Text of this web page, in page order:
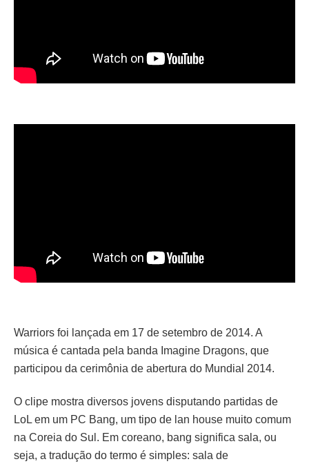
Warriors foi lançada em 17 de setembro de 2014. A
música é cantada pela banda Imagine Dragons, que
participou da cerimônia de abertura do Mundial 2014.
O clipe mostra diversos jovens disputando partidas de
LoL em um PC Bang, um tipo de lan house muito comum
na Coreia do Sul. Em coreano, bang significa sala, ou
seja, a tradução do termo é simples: sala de